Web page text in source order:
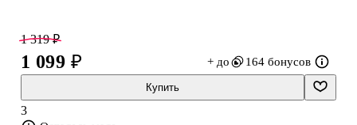
1 319 ₽
1 099 ₽ + до 164 бонусов
Купить
3